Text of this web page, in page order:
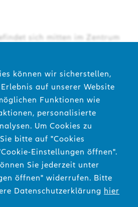
können wir sicherstellen,
auf unserer Website
Funktionen wie
personalisierte
Um Cookies zu
bitte auf "Cookies
Einstellungen öffnen".
Sie jederzeit unter
öffnen" widerrufen. Bitte
Datenschutzerklärung hier
sich mitten im Zentrum
wesentlicher Teil des
und das
im Westend
an das mainBuilding an.
Boulevards, schön
Architektur und imposante
nur das erstklassige
Nachbarschaft